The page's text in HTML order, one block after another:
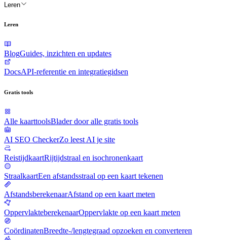
Leren
Leren
BlogGuides, inzichten en updates
DocsAPI-referentie en integratiegidsen
Gratis tools
Alle kaarttoolsBlader door alle gratis tools
AI SEO CheckerZo leest AI je site
ReistijdkaartRijtijdstraal en isochronenkaart
StraalkaartEen afstandsstraal op een kaart tekenen
AfstandsberekenaarAfstand op een kaart meten
OppervlakteberekenaarOppervlakte op een kaart meten
CoördinatenBreedte-/lengtegraad opzoeken en converteren